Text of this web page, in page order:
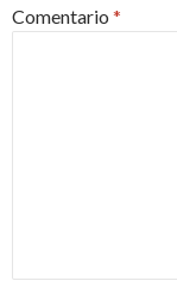
Comentario *